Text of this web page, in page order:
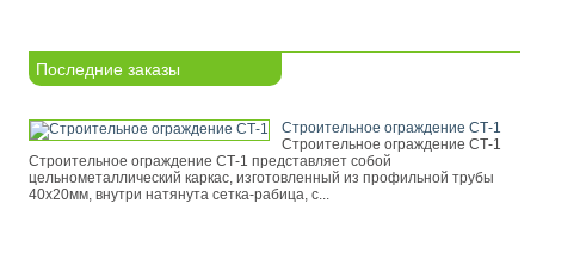
Последние заказы
Строительное ограждение СТ-1
Строительное ограждение СТ-1
Строительное ограждение СТ-1 представляет собой
цельнометаллический каркас, изготовленный из профильной трубы
40х20мм, внутри натянута сетка-рабица, с...